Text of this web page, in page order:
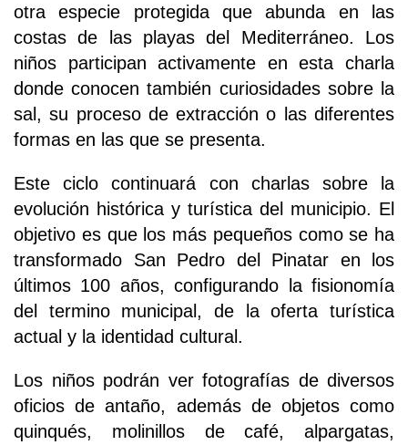
otra especie protegida que abunda en las
costas de las playas del Mediterráneo. Los
niños participan activamente en esta charla
donde conocen también curiosidades sobre la
sal, su proceso de extracción o las diferentes
formas en las que se presenta.
Este ciclo continuará con charlas sobre la
evolución histórica y turística del municipio. El
objetivo es que los más pequeños como se ha
transformado San Pedro del Pinatar en los
últimos 100 años, configurando la fisionomía
del termino municipal, de la oferta turística
actual y la identidad cultural.
Los niños podrán ver fotografías de diversos
oficios de antaño, además de objetos como
quinqués, molinillos de café, alpargatas,